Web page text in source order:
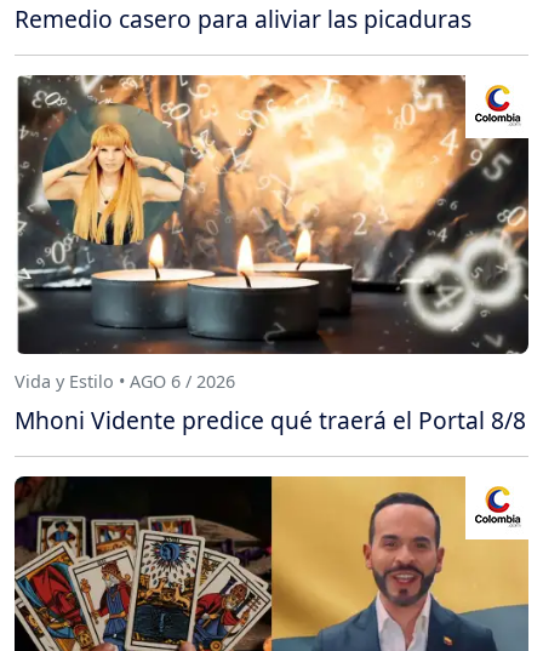
Remedio casero para aliviar las picaduras
Vida y Estilo • AGO 6 / 2026
Mhoni Vidente predice qué traerá el Portal 8/8